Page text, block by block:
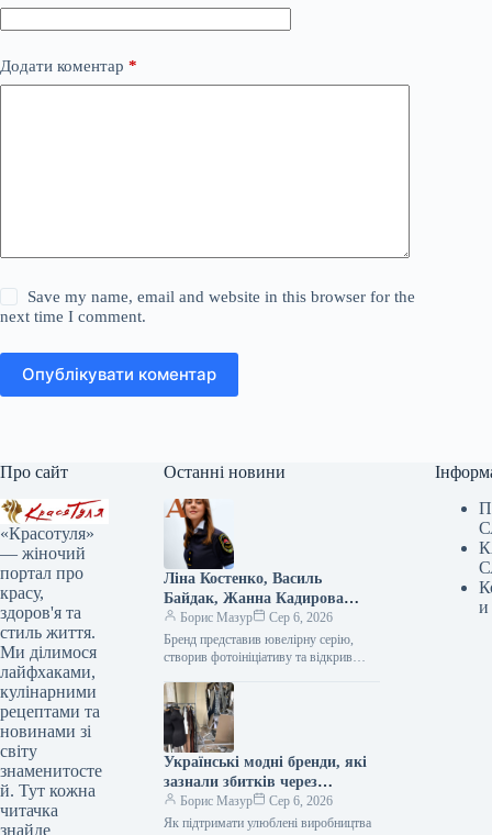
Додати коментар *
Save my name, email and website in this browser for the
next time I comment.
Опублікувати коментар
Про сайт
«Красотуля»
— жіночий
портал про
красу,
здоров'я та
стиль життя.
Ми ділимося
лайфхаками,
кулінарними
рецептами та
новинами зі
світу
знаменитосте
й. Тут кожна
читачка
знайде
Останні новини
Ліна Костенко, Василь
Байдак, Жанна Кадирова
долучилися до масштабного
проєкту GUNIA з нагоди Дня
Незалежності
Борис Мазур
Сер 6, 2026
Бренд представив ювелірну серію, створив фотоініціативу та відкрив експозицію, присвячену абе1111111111111111111111111111111111111111111111111111111111111111111111111111111111111111111111111111111111111111111111111111111111111111111111111111111111111111111111111111111111111111111111111111111111111111111111111111111111111111111111111111111111111111111111111111111111111111111111111111111111111111111111111111111111111111111111111111111111111111111111111111111111111111111111111111111111111111111111111111111111111111111111111111111111111111111111111111111111111111111111111111111111111111111111111111111111111111111111111111111111111111111111111111111111111111111111111111111111111111111111111111111111111111111111111111111111111111111111111111111111111111111111111111111111111111111111111111111111111111111111111111111111111111111111111111111111111111111111111111111111111111111111111111111111111111111111111111111111111111111111111111111111111111111111111111111111111111111111111111111111111111111111111111111111111111111111111111111111111111111111111111111111111111111111111111111111111111111111111111111111111111111111111111111111111111111111111111111111111111111111111111111111111111111111111111111111111111111111111111111111111111111111111111111111111111111111111111111111111111111111111111111111111111111111111111111111111111111111111111111111111111111111111111111111111111111111111111111111111111111111111111111111111111111111111111111111111111111111111111111111111111111111111111111111111111111111111111111111111111111111111111111111111111111111111111111111111111111111111111111111111111111111111111111111111111111111111111111111111111111111111111111111111111111111111111111111111111111111111111111111111111111111111111111111111111111111111111111111111111111111111111111111111111111111111111111111111111111111111111111111111111111111111111111111111111111111111111111111111111111111111111111111111111111111111111111111111111111111111111111111111111111111111111111111111111111111111111111111111111111111111111111111111111111111111111111111111111111111111111111111111111111111111111111111111111111111111111111111111111111111111111111111111111111111111111111111111111111111111111111111111111111111111111111111111111111111111111111111111111111111111111111111111111111111111111111111111111111111111111111111111111111111111111111111111111111111111111111111111111111111111111111111111111111111111111111111111111111111111111111111111111111111111111111111111111111111111111111111111111111111111111111111111111111111111111111111111111111111111111111111111111111111111111111111111111111111111111111111111111111111111111111111111111111111111111111111111111111111111111111111111111111111111111111111111111111111111111111111111111111111111111111111111111111111111111111111111111111111111111111111111111111111111111111111111111111111111111111111111111111111111111111111111111111111111111111111111111111111111111111111111111111111111111111111111111111111111111111111111111111111111111111111111111111111111111111111111111111111111111111111111111111111111111111111111111111111111111111111111111111111111111111111111111111111111111111111111111111111111111111111111111111111111111111111111111111111111111111111111111111111111111111111111111111111111111111111111111111111111111111111111111111111111111111111111111111111111111111111111111111111111111111111111111111111111111111111111111111111111111111111111111111111111111111111111111111111111111111111111111111111111111111111111111111111111111111111111111111111111111111111111111111111111111111111111111111111111111111111111111111111111111111111111111111111111111111111111111111111111111111111111111111111111111111111111111111111111111111111111111111111111111111111111111111111111111111111111111111111111111111111111111111111111111111111111111111111111111111111111111111111111111111111111111111111111111111111111111111111111111111111111111111111111111111111111111111111111111111111111111111111111111111111111111111111111111111111111111111111111111111111111111111111111111111111111111111111111111111111111111111111111111111111111111111111111111111111111111111111111111111111111111111111111111111111111111111111111111111111111111111111111111111111111111111111111111111111111111111111111111111111111111111111111111111111111111111111111111111111111111111111111111111111111111111111111111111111111111111111111111111111111111111111111111111111111111111111111111111111111111111111111111111111111111111111111111111111111111111111111111111111111111111111111111111111111111111111111111111111111111111111111111111111111111111111111111111111111111111111111111111111111111111111111111111111111111111111111111111111111111111111111111111111111111111111111111111111111111111111111111111111111111111111111111111111111111111111111111111111111111111111111111111111111111111111111111111111111111111111111111111111111111111111111111111111111111111111111111111111111111111111111111111111111111111111111111111111111111111111111111111111111111111111111111111111111111111111111111111111111111111111111111111111111111111111111111111111111111111111111111111111111111111111111111111111111111111111111111111111111111111111111111111111111111111111111111111111111111111111111111111111111111111111111111111111111111111111111111111111111111111111111111111111111111111111111111111111111111111111111111111111111111111111111111111111111111111111111111111111111111111111111111111111111111111111111111111111111111111111111111111111111111111111111111111111111111111111111111111111111111111111111111111111111111111111111111111111111111111111111111111111111111111111111111111111111111111111111111111111111111111111111111111111111111111111111111111111111111111111111111111111111111111111111111111111111111111111111111111111111111111111111111111111111111111111111111111111111111111111111111111111111111111111111111111111111111111111111111111111111111111111111111111111111111111111111111111111111111111111111111111111111111111111111111111111111111111111111111111111111111111111111111111111111111111111111111111111111111111111111111111111111111111111111111111111111111111111111111111111111111111111111111111111111111111111111111111111111111111111111111111111111111111111111111111111111111111111111111111111111111111111111111111111111111111111111111111111111111111111111111111111111111111111111111111111111111111111111111111111111111111111111111111111111111111111111111111111111111111111111111111111111111111111111111111111111111111111111111111111111111111111111111111111111111111111111111111111111111111111111111111111111111111111111111111111111111111111111111111111111111111111111111111111111111111111111111111111111111111111111111111111111111111111111111111111111111111111111111111111111111111111111111111111111111111111111111111111111111111111111111111111111111111111111111111111111111111111111111111111111111111111111111111111111111111111111111111111111111111111111111111111111111111111111111111111111111111111111111111111111111111111111111111111111111111111111111111111111111111111111111111111111111111111111111111111111111111111111111111111111111111111111111111111111111111111111111111111111111111111111111111111111111111111111111111111111111111111111111111111111111111111111111111111111111111111111111111111111111111111111111111111111111111111111111111111111111111111111111111111111111111111111111111111111111111111111111111111111111111111111111111111111111111111111111111111111111111111111111111111111111111111111111111111111111111111111111111111111111111111111111111111111111111111111111111111111111111111111111111111111111111111111111111111111111111111111111111111111111111111111111111111111111111111111111111111111111111111111111111111111111111111111111111111111111111111111111111111111111111111111111111111111111111111111111111111111111111111111111111111111111111111111111111111111111111111111111111111111111111111111111111111111111111111111111111111111111111111111111111111111111111111111111111111111111111111111111111111111111111111111111111111111111111111111111111111111111111111111111111111111111111111111111111111111111111111111111111111111111111111111111111111111111111111111111111111111111111111111111111111111111111111111111111111111111111111111111111111111111111111111111111111111111111111111111111111111111111111111111111111111111111111111111111111111111111111111111111111111111111111111111111111111111111111111111111111111111111111111111111111111111111111111111111111111111111111111111111111111111111111111111111111111111111111111111111111111111111111111111111111111111111111111111111111111111111111111111111111111111111111111111111111111111111111111111111111111111111111111111111111111111111111111111111111111111111111111111111111111111111111111111111111111111111111111111111111111111111111111111111111111111111111111111111111111111111111111111111111111111111111111111111111111111111111111111111111111111111111111111111111111111111111111111111111111111111111111111111111111111111111111111111111111111111111111111111111111111111111111111111111111111111111111111111111111111111111111111111111111111111111111111111111111111111111111111111111111111111111111111111111111111111111111111111111111111111111111111111111111111111111111111111111111111111111111111111111111111111111111111111111111111111111111111111111111111111111111111111111111111111111111111111111111111111111111111111111111111111111111111111111111111111111111111111111111111111111111111111111111111111111111111111111111111111111111111111111111111111111111111111111111111111111111111111111111111111111111111111111111111111111111111111111111111111111111111111111111111111111111111111111111111111111111111111111111111111111111111111111111111111111111111111111111111111111111111111111111111111111111111111111111111111111111111111111111111111111111111111111111111111111111111111111111111111111111111111111111111111111111111111111111111111111111111111111111111111111111111111111111111111111111111111111111111111111111111111111111111111111111111111111111111111111111111111111111111111111111111111111111111111111111111111111111111111
Українські модні бренди, які
зазнали збитків через
обстріли, та шляхи їхньої
підтримки
Борис Мазур
Сер 6, 2026
Як підтримати улюблені виробництва
и